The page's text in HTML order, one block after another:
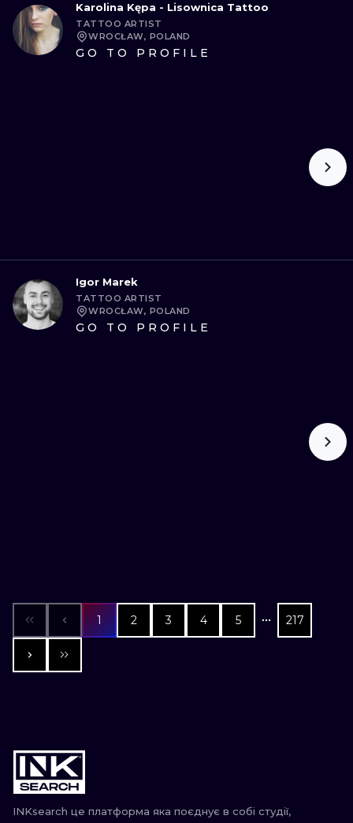
Karolina Kępa - Lisownica Tattoo
TATTOO ARTIST
WROCŁAW, POLAND
GO TO PROFILE
Igor Marek
TATTOO ARTIST
WROCŁAW, POLAND
GO TO PROFILE
1 2 3 4 5 217
INKsearch це платформа яка поєднує в собі студії,